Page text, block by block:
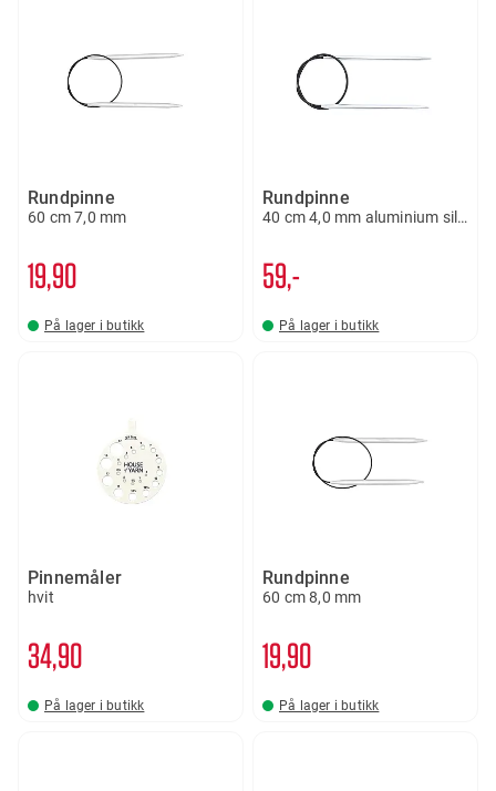
Rundpinne
60 cm 7,0 mm
19 90
På lager i butikk
Rundpinne
40 cm 4,0 mm aluminium silver
59,-
På lager i butikk
Pinnemåler
hvit
3490
På lager i butikk
Rundpinne
60 cm 8,0 mm
19 90
På lager i butikk